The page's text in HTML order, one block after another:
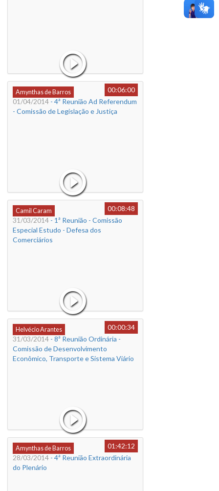
Amynthas de Barros
00:06:00
01/04/2014 - 4ª Reunião Ad Referendum
- Comissão de Legislação e Justiça
Camil Caram
00:08:48
31/03/2014 - 1ª Reunião - Comissão
Especial Estudo - Defesa dos
Comerciários
Helvécio Arantes
00:00:34
31/03/2014 - 8ª Reunião Ordinária -
Comissão de Desenvolvimento
Econômico, Transporte e Sistema Viário
Amynthas de Barros
01:42:12
28/03/2014 - 4ª Reunião Extraordinária
do Plenário